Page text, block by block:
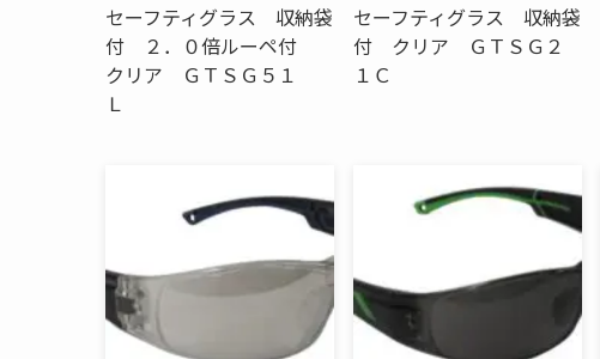
セーフティグラス 収納袋
付 ２．０倍ルーペ付
クリア ＧＴＳＧ５１
Ｌ
セーフティグラス 収納袋
付 クリア ＧＴＳＧ２
１Ｃ